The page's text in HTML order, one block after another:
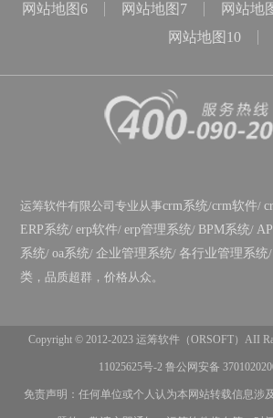
网站地图6
网站地图7 网站地
网站地图10
运筹软件有限公司专业从事crm系统/crm软件/
ERP系统/erp软件/erp管理系统/ BPM系统/
系统/oa系统/ 企业管理系统/ 各行业管理系统
类 ，品质超群，价格从众。
Copyright © 2012-2023 运筹软件（ORSOFT）AII
11025625号-2 鲁公网安备
免责声明：任何单位或个人认为本网站转载信息涉